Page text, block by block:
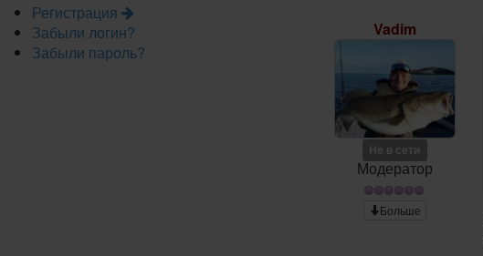
Vadim
Не в сети
Модератор
Больше
Регистрация
Забыли логин?
Забыли пароль?